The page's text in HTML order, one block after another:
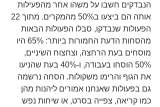
הנבדקים חשבו על משהו אחר מהפעילות
הפעולות שנבדקו, סבלו הפעולות הבאות
מהסחות הדעת החמורות ביותר: 65% היו
מוסחים בעת הרחצה, וצחצוח השיניים,
50% הוסחו בעבודה, ו-40% בעת שהניעו
את הגוף והרימו משקולות. הסחה נרשמה
גם בפעולות שאנחנו אמורים ליהנות מהן
כמו קריאה, צפייה בסרט, או שיחות נפש